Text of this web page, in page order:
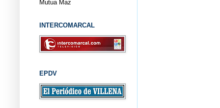
Mutua Maz
INTERCOMARCAL
EPDV